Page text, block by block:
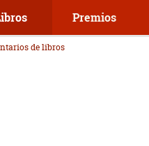
Premios
de libros